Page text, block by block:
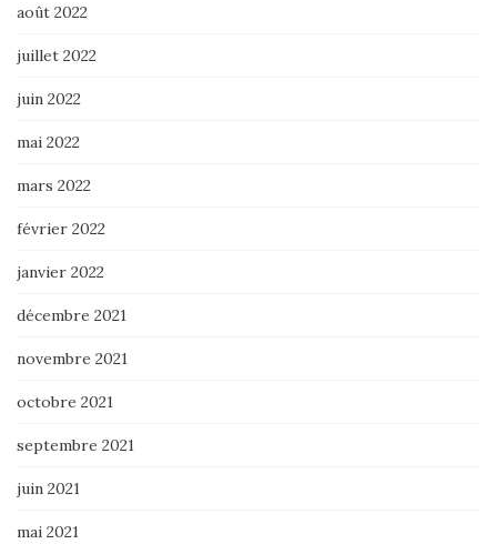
août 2022
juillet 2022
juin 2022
mai 2022
mars 2022
février 2022
janvier 2022
décembre 2021
novembre 2021
octobre 2021
septembre 2021
juin 2021
mai 2021